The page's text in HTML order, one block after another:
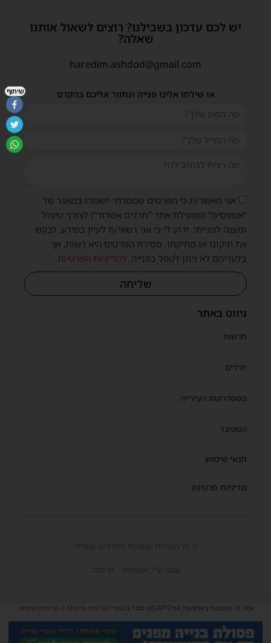
ניווט באתר
חדשות
חרדים
ממסדרונות העירייה
השטיבל
תנאי שימוש
מדיניות פרטיות
יש לכם עדכון בשבילנו? רוצים לשאול אותנו
שאלה?
haredim.ashdod@gmail.com
או שילחו אלינו פנייה ונחזור אליכם בהקדם
אני מאשר/ת כי הפרטים שמסרתי יישמרו במאגר של
"אמפסיס" (מפעילת אתר "חרדים אשדוד") לצורך טיפול
ומענה לפנייתי. ידוע לי כי אני רשאי/ת לעיין במידע, לבקש
את תיקונו או מחיקתו. מסירת הפרטים היא רשות, אך
בלעדיהם לא ניתן לטפל בפנייה. למדיניות הפרטיות.
שליחה
© כל הזכויות שמורות ל'חרדים אשדוד'
נבנה ע"י 'אמפסיס - פרסום'
אתר זה מאובטח באמצעות reCAPTCHA וגוגל בכפוף למדיניות פרטיות ו-מדיניות שימוש
שיתוף